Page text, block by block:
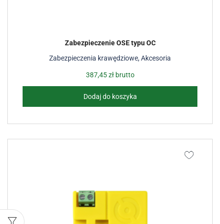
Zabezpieczenia krawędziowe,Akcesoria
Zabezpieczenie OSE typu OC
387,45złbrutto
Dodaj do koszyka